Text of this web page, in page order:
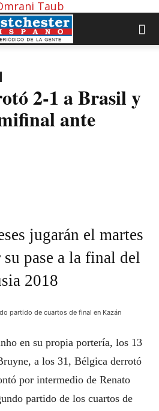
2-1 a Brasil y
ante
jugarán el martes
pase a la final del
2018
partido de cuartos de final en Kazán
en su propia portería, los 13
a los 31, Bélgica derrotó
por intermedio de Renato
partido de los cuartos de